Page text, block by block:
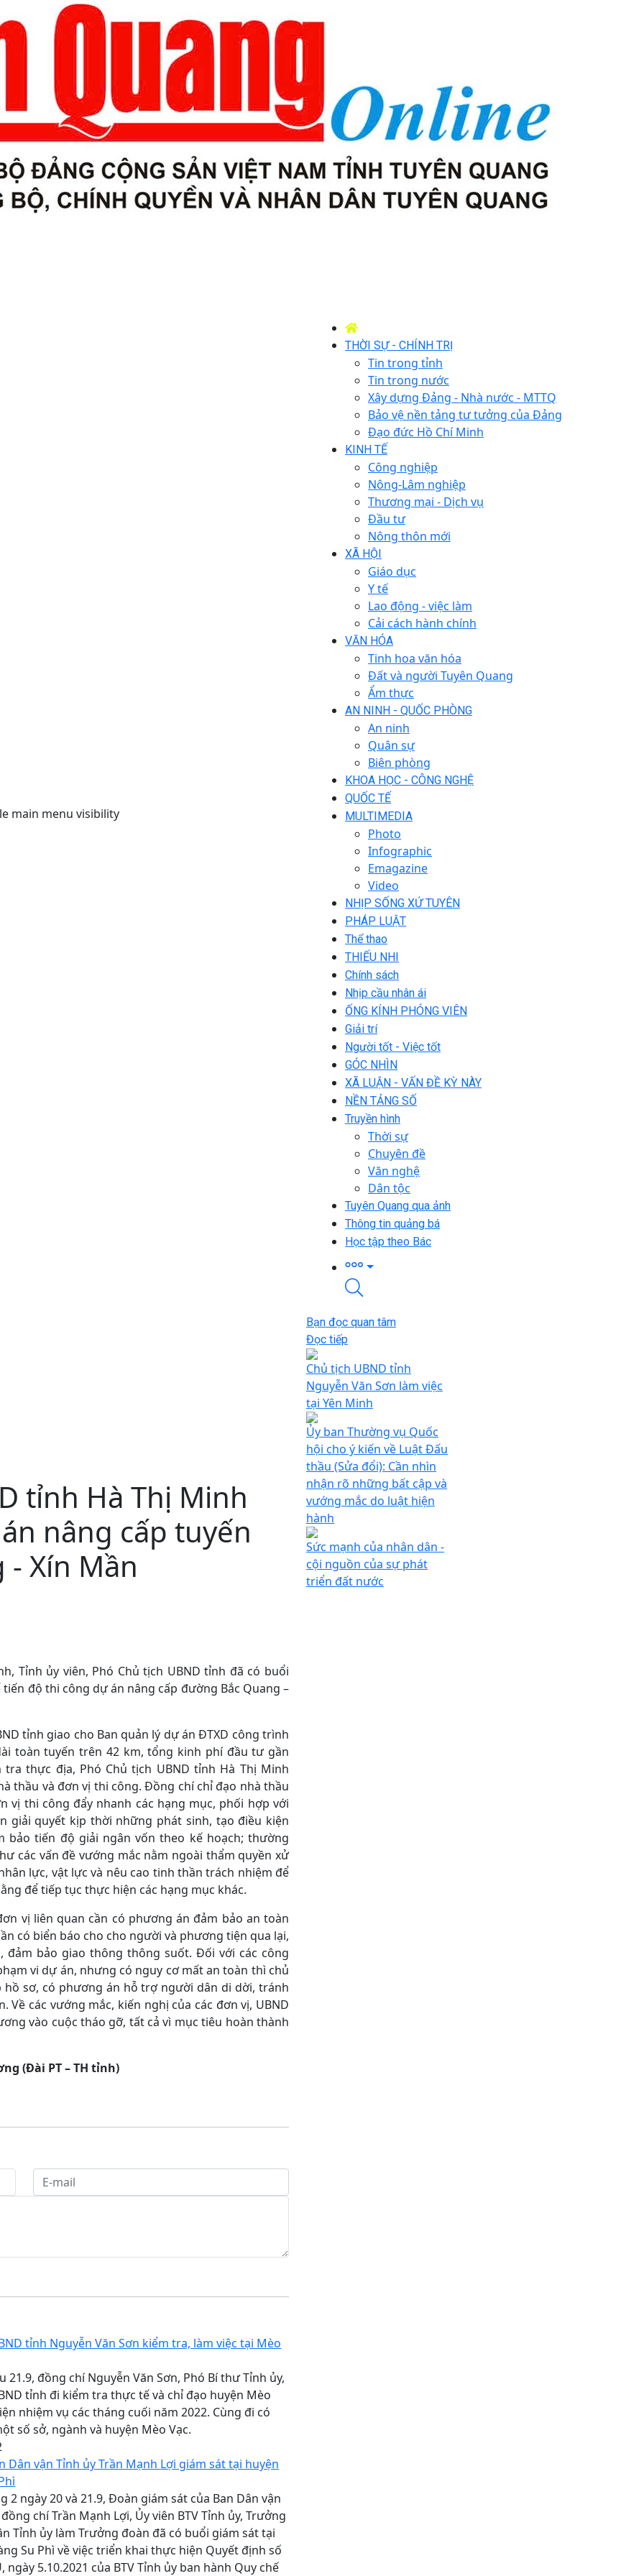
main menu visibility
THỜI SỰ - CHÍNH TRỊ
Tin trong tỉnh
Tin trong nước
Xây dựng Đảng - Nhà nước - MTTQ
Bảo vệ nền tảng tư tưởng của Đảng
Đạo đức Hồ Chí Minh
KINH TẾ
Công nghiệp
Nông-Lâm nghiệp
Thương mại - Dịch vụ
Đầu tư
Nông thôn mới
XÃ HỘI
Giáo dục
Y tế
Lao động - việc làm
Cải cách hành chính
VĂN HÓA
Tinh hoa văn hóa
Đất và người Tuyên Quang
Ẩm thực
AN NINH - QUỐC PHÒNG
An ninh
Quân sự
Biên phòng
KHOA HỌC - CÔNG NGHỆ
QUỐC TẾ
MULTIMEDIA
Photo
Infographic
Emagazine
Video
NHỊP SỐNG XỨ TUYÊN
PHÁP LUẬT
Thể thao
THIẾU NHI
Chính sách
Nhịp cầu nhân ái
ỐNG KÍNH PHÓNG VIÊN
Giải trí
Người tốt - Việc tốt
GÓC NHÌN
XÃ LUẬN - VẤN ĐỀ KỲ NÀY
NỀN TẢNG SỐ
Truyền hình
Thời sự
Chuyên đề
Văn nghệ
Dân tộc
Tuyên Quang qua ảnh
Thông tin quảng bá
Học tập theo Bác
tỉnh Hà Thị Minh
nâng cấp tuyến
Xín Mần
Tỉnh ủy viên, Phó Chủ tịch UBND tỉnh đã có buổi
độ thi công dự án nâng cấp đường Bắc Quang –
tỉnh giao cho Ban quản lý dự án ĐTXD công trình
toàn tuyến trên 42 km, tổng kinh phí đầu tư gần
thực địa, Phó Chủ tịch UBND tỉnh Hà Thị Minh
thầu và đơn vị thi công. Đồng chí chỉ đạo nhà thầu
vị thi công đẩy nhanh các hạng mục, phối hợp với
giải quyết kịp thời những phát sinh, tạo điều kiện
tiến độ giải ngân vốn theo kế hoạch; thường
các vấn đề vướng mắc nằm ngoài thẩm quyền xử
lực, vật lực và nêu cao tinh thần trách nhiệm để
để tiếp tục thực hiện các hạng mục khác.
vị liên quan cần có phương án đảm bảo an toàn
có biển báo cho cho người và phương tiện qua lại,
bảo giao thông thông suốt. Đối với các công
vi dự án, nhưng có nguy cơ mất an toàn thì chủ
sơ, có phương án hỗ trợ người dân di dời, tránh
các vướng mắc, kiến nghị của các đơn vị, UBND
vào cuộc tháo gỡ, tất cả vì mục tiêu hoàn thành
(Đài PT – TH tỉnh)
tỉnh Nguyễn Văn Sơn kiểm tra, làm việc tại Mèo
21.9, đồng chí Nguyễn Văn Sơn, Phó Bí thư Tỉnh ủy,
tỉnh đi kiểm tra thực tế và chỉ đạo huyện Mèo
nhiệm vụ các tháng cuối năm 2022. Cùng đi có
số sở, ngành và huyện Mèo Vạc.
Dân vận Tỉnh ủy Trần Mạnh Lợi giám sát tại huyện
2 ngày 20 và 21.9, Đoàn giám sát của Ban Dân vận
chí Trần Mạnh Lợi, Ủy viên BTV Tỉnh ủy, Trưởng
Tỉnh ủy làm Trưởng đoàn đã có buổi giám sát tại
Su Phì về việc triển khai thực hiện Quyết định số
ngày 5.10.2021 của BTV Tỉnh ủy ban hành Quy chế
Bạn đọc quan tâm
Đọc tiếp
Chủ tịch UBND tỉnh
Nguyễn Văn Sơn làm việc
tại Yên Minh
Ủy ban Thường vụ Quốc
hội cho ý kiến về Luật Đấu
thầu (Sửa đổi): Cần nhìn
nhận rõ những bất cập và
vướng mắc do luật hiện
hành
Sức mạnh của nhân dân -
cội nguồn của sự phát
triển đất nước